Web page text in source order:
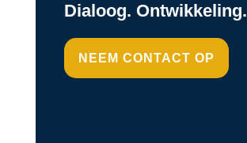
Dialoog. Ontwikkeling.
NEEM CONTACT OP